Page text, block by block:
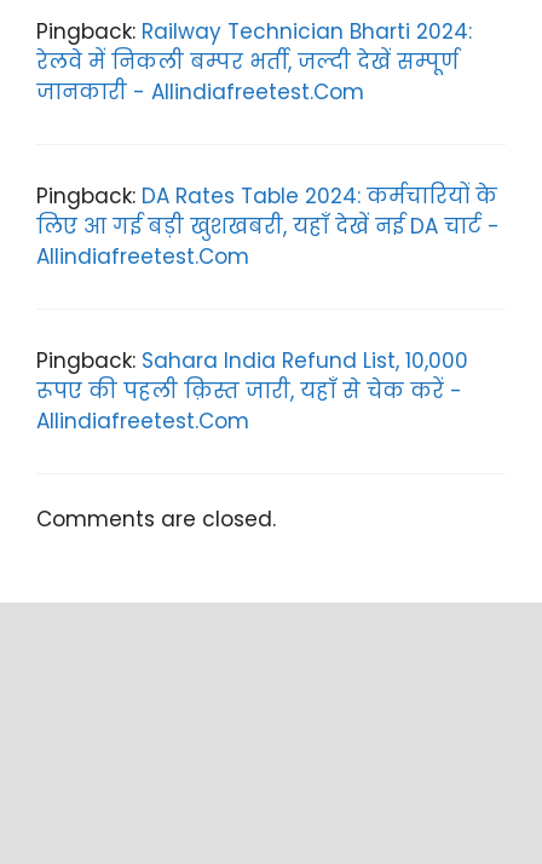
Pingback: Railway Technician Bharti 2024:
रेलवे में निकली बम्पर भर्ती, जल्दी देखें सम्पूर्ण
जानकारी - Allindiafreetest.Com
Pingback: DA Rates Table 2024: कर्मचारियों के
लिए आ गई बड़ी खुशखबरी, यहाँ देखें नई DA चार्ट -
Allindiafreetest.Com
Pingback: Sahara India Refund List, 10,000
रूपए की पहली क़िस्त जारी, यहाँ से चेक करें -
Allindiafreetest.Com
Comments are closed.